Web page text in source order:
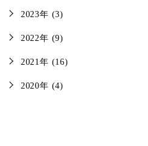
2023年 (3)
2022年 (9)
2021年 (16)
2020年 (4)